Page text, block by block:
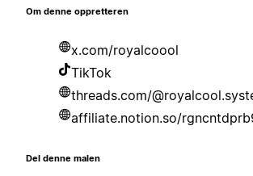
Om denne oppretteren
x.com/royalcoool
TikTok
threads.com/
affiliate.notion.so/
Del denne malen